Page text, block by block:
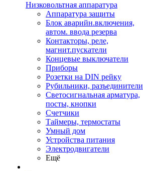
Низковольтная аппаратура
Аппаратура защиты
Блок аварийн.включения,
автом. ввода резерва
Контакторы, реле,
магнит.пускатели
Концевые выключатели
Приборы
Розетки на DIN рейку
Рубильники, разъединители
Светосигнальная арматура,
посты, кнопки
Счетчики
Таймеры, термостаты
Умный дом
Устройства питания
Электродвигатели
Ещё